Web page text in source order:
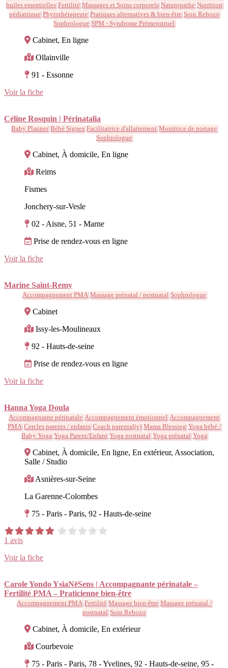
huiles essentielles Fertilité Massages et Soins corporels Naturopathe Nutrition
pédiatrique Phytothérapeute Pratiques alternatives & bien-être Soin Rebozo
Sophrologue SPM - Syndrome Prémenstruel
Cabinet, En ligne
Ollainville
91 - Essonne
Voir la fiche
Céline Rosquin | Périnatalia
Baby Planner Bébé Signes Facilitatrice d'allaitement Monitrice de portage
Sophrologue
Cabinet, À domicile, En ligne
Reims
Fismes
Jonchery-sur-Vesle
02 - Aisne, 51 - Marne
Prise de rendez-vous en ligne
Voir la fiche
Marine Saint-Remy
Accompagnement PMA Massage prénatal / postnatal Sophrologue
Cabinet
Issy-les-Moulineaux
92 - Hauts-de-seine
Prise de rendez-vous en ligne
Voir la fiche
Hanna Yoga Doula
Accompagnante périnatale Accompagnement émotionnel Accompagnement
PMA Cercles parents / enfants Coach parental(e) Mama Blessing Yoga bébé /
Baby Yoga Yoga Parent/Enfant Yoga postnatal Yoga prénatal Yoga
Cabinet, À domicile, En ligne, En extérieur, Association,
Salle / Studio
Asnières-sur-Seine
La Garenne-Colombes
75 - Paris - Paris, 92 - Hauts-de-seine
1 avis
Voir la fiche
Carole Yondo YsiaNēSens | Accompagnante périnatale –
Fertilité PMA – Praticienne bien-être
Accompagnement PMA Fertilité Massage bien-être Massage prénatal /
postnatal Soin Rebozo
Cabinet, À domicile, En extérieur
Courbevoie
75 - Paris - Paris, 78 - Yvelines, 92 - Hauts-de-seine, 95 -